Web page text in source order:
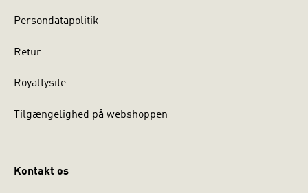
Persondatapolitik
Retur
Royaltysite
Tilgængelighed på webshoppen
Kontakt os